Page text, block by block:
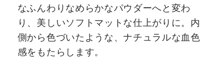
なふんわりなめらかなパウダーへと変わ
り、美しいソフトマットな仕上がりに。内
側から色づいたような、ナチュラルな血色
感をもたらします。